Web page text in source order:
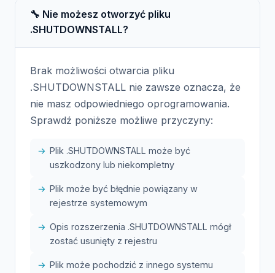
🔧 Nie możesz otworzyć pliku
.SHUTDOWNSTALL?
Brak możliwości otwarcia pliku
.SHUTDOWNSTALL nie zawsze oznacza, że
nie masz odpowiedniego oprogramowania.
Sprawdź poniższe możliwe przyczyny:
Plik .SHUTDOWNSTALL może być
uszkodzony lub niekompletny
Plik może być błędnie powiązany w
rejestrze systemowym
Opis rozszerzenia .SHUTDOWNSTALL mógł
zostać usunięty z rejestru
Plik może pochodzić z innego systemu